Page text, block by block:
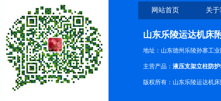
网站首页 关
山东乐陵运达机床
地址：山东德州乐陵孙寨工
主营产品： 液压支架立柱防
版权所有：山东乐陵运达机